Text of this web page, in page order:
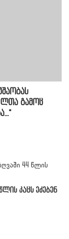
გამოც
კაცს ეძებენ